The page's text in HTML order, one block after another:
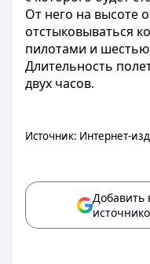
От него на высоте
отстыковываться
пилотами и
Длительность
двух часов.
Источник: Интернет-
Добавить